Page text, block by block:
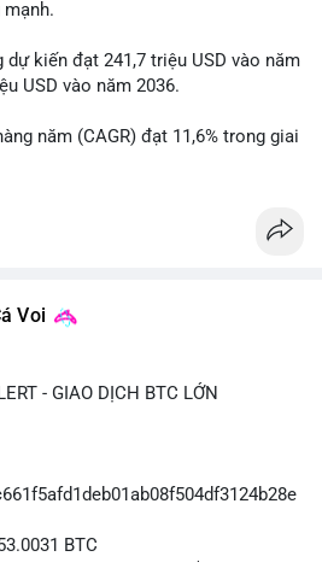
kiến đạt 241,7 triệu USD vào năm
USD vào năm 2036.
năm (CAGR) đạt 11,6% trong giai
Voi
- GIAO DỊCH BTC LỚN
BTC